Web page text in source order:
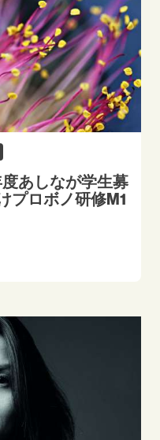
あしなが学生募
プロボノ研修M1